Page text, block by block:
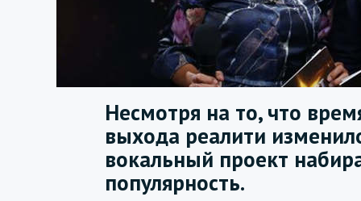
Несмотря на то, что
выхода реалити
вокальный проект
популярность.